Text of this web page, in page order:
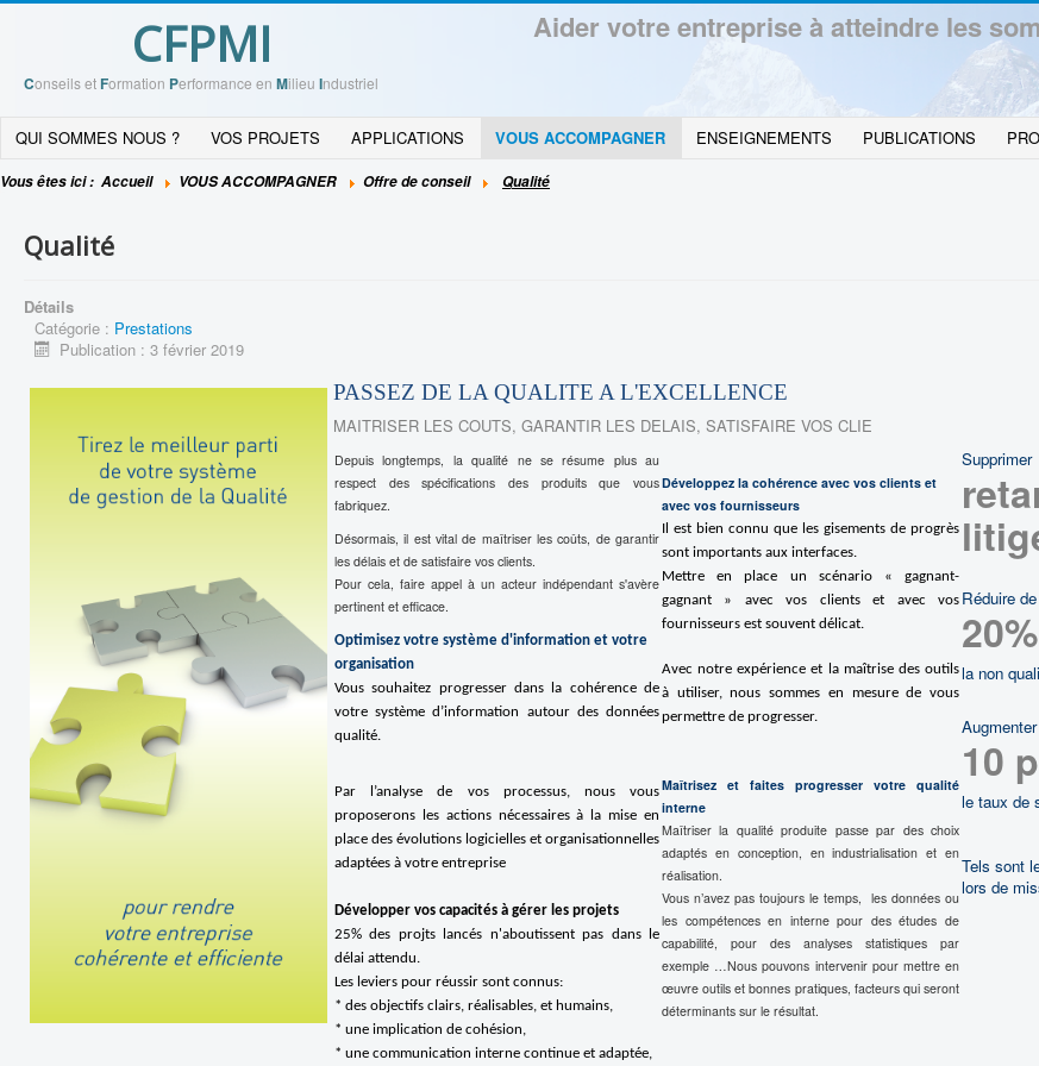
CFPMI
Conseils etFormation Performance en Milieu Industriel
Aider votre entreprise à atteindre les
QUI SOMMES NOUS ? VOS PROJETS APPLICATIONS VOUS ACCOMPAGNER ENSEIGNEMENTS PUBLICATIONS
Vous êtes ici : Accueil VOUS ACCOMPAGNER Offre de conseil Qualité
Qualité
Détails
Catégorie : Prestations
Publication : 3 février 2019
PASSEZ DE LA QUALITE A L'EXCELLENCE
MAITRISER LES COUTS, GARANTIR LES DELAIS, SATISFAIRE VOS CLIE
Depuis longtemps, la qualité ne se résume plus au
respect des spécifications des produits que vous
fabriquez.
Désormais, il est vital de maîtriser les coûts, de garantir
les délais et de satisfaire vos clients.
Pour cela, faire appel à un acteur indépendant s'avère
pertinent et efficace.
Optimisez votre système d'information et votre
organisation
Vous souhaitez progresser dans la cohérence de
votre système d’information autour des données
qualité.
Par l’analyse de vos processus, nous vous
proposerons les actions nécessaires à la mise en
place des évolutions logicielles et organisationnelles
adaptées à votre entreprise
Développer vos capacités à gérer les projets
25% des projts lancés n'aboutissent pas dans le
délai attendu.
Les leviers pour réussir sont connus:
* des objectifs clairs, réalisables, et humains,
* une implication de cohésion,
* une communication interne continue et adaptée,
Développez la cohérence avec vos clients et
avec vos fournisseurs
Il est bien connu que les gisements de progrès
sont importants aux interfaces.
Mettre en place un scénario « gagnant-
gagnant » avec vos clients et avec vos
fournisseurs est souvent délicat.
Avec notre expérience et la maîtrise des outils
à utiliser, nous sommes en mesure de vous
permettre de progresser.
Maîtrisez et faites progresser votre qualité
interne
Maîtriser la qualité produite passe par des choix
adaptés en conception, en industrialisation et en
réalisation.
Vous n’avez pas toujours le temps, les données ou
les compétences en interne pour des études de
capabilité, pour des analyses statistiques par
exemple …Nous pouvons intervenir pour mettre en
œuvre outils et bonnes pratiques, facteurs qui seront
déterminants sur le résultat.
Supprimer
Réduire de
20%
la non
10
le taux de
Tels sont
lors de